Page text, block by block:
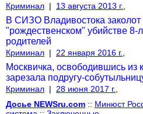
Криминал | 13 августа 2013 г.,
В СИЗО Владивостока
"рождественском" убийстве 8-
родителей
Криминал | 22 января 2016 г.,
Москвичка, освободившись из
зарезала подругу-
Криминал |
28 июня 2017 г.,
Досье NEWSru.com :: Минюст